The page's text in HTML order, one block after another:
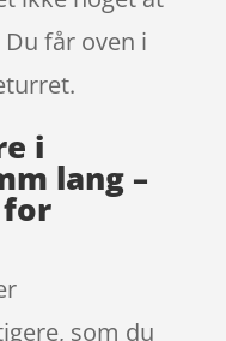
får oven i
i
lang –
som du